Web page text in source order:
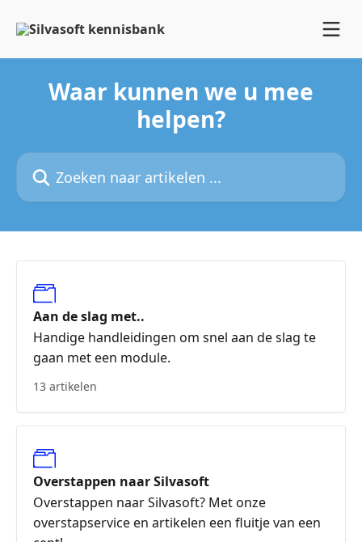
Waar kunnen we u mee
helpen?
Zoeken naar artikelen ...
Aan de slag met..
Handige handleidingen om snel aan de slag te
gaan met een module.
13 artikelen
Overstappen naar Silvasoft
Overstappen naar Silvasoft? Met onze
overstapservice en artikelen een fluitje van een